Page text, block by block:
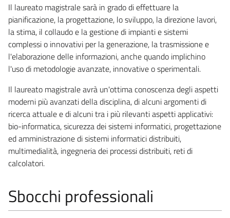
Il laureato magistrale sarà in grado di effettuare la
pianificazione, la progettazione, lo sviluppo, la direzione lavori,
la stima, il collaudo e la gestione di impianti e sistemi
complessi o innovativi per la generazione, la trasmissione e
l'elaborazione delle informazioni, anche quando implichino
l'uso di metodologie avanzate, innovative o sperimentali.
Il laureato magistrale avrà un'ottima conoscenza degli aspetti
moderni più avanzati della disciplina, di alcuni argomenti di
ricerca attuale e di alcuni tra i più rilevanti aspetti applicativi:
bio-informatica, sicurezza dei sistemi informatici, progettazione
ed amministrazione di sistemi informatici distribuiti,
multimedialità, ingegneria dei processi distribuiti, reti di
calcolatori.
Sbocchi professionali